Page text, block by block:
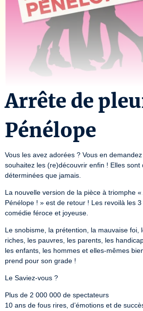
Arrête de
Pénélope
Vous les avez adorées ? Vous en
souhaitez les (re)découvrir enfin ! Elles sont
déterminées que jamais.
La nouvelle version de la pièce à triomphe
Pénélope ! » est de retour ! Les revoilà les
comédie féroce et joyeuse.
Le snobisme, la prétention, la mauvaise foi,
riches, les pauvres, les parents, les
les enfants, les hommes et elles-mêmes
prend pour son grade !
Le Saviez-vous ?
Plus de 2 000 000 de spectateurs
10 ans de fous rires, d’émotions et de